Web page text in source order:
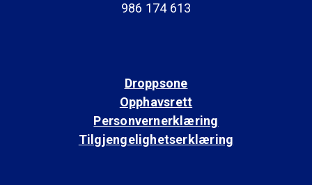
986 174 613
Droppsone
Opphavsrett
Personvernerklæring
Tilgjengelighetserklæring